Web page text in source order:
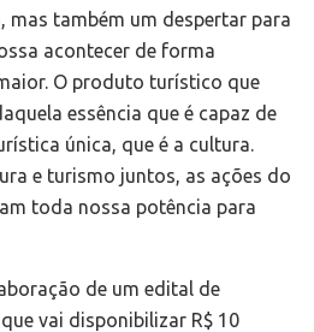
mas também um despertar para
acontecer de forma
O produto turístico que
essência que é capaz de
única, que é a cultura.
e turismo juntos, as ações do
toda nossa potência para
de um edital de
vai disponibilizar R$ 10